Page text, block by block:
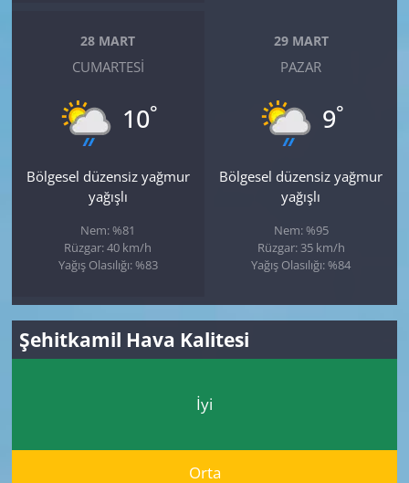
28 MART
CUMARTESI
10°
Bölgesel düzensiz yağmur
yağışlı
Nem: %81
Rüzgar: 40 km/h
Yağış Olasılığı: %83
29 MART
PAZAR
9°
Bölgesel düzensiz yağmur
yağışlı
Nem: %95
Rüzgar: 35 km/h
Yağış Olasılığı: %84
Şehitkamil Hava Kalitesi
İyi
Orta